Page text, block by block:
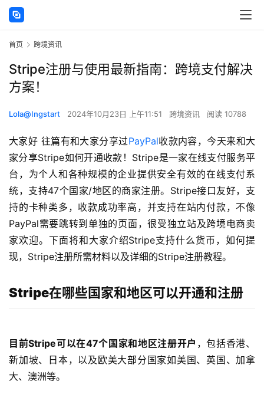
首页 跨境资讯
Stripe注册与使用最新指南：跨境支付解决
方案！
Lola@Ingstart 2024年10月23日 上午11:51 跨境资讯 阅读 10788
大家好 往篇有和大家分享过PayPal收款内容，今天来和大
家分享Stripe如何开通收款！Stripe是一家在线支付服务平
台，为个人和各种规模的企业提供安全有效的在线支付系
统，支持47个国家/地区的商家注册。Stripe接口友好，支
持的卡种类多，收款成功率高，并支持在站内付款，不像
PayPal需要跳转到单独的页面，很受独立站及跨境电商卖
家欢迎。下面将和大家介绍Stripe支持什么货币，如何提
现，Stripe注册所需材料以及详细的Stripe注册教程。
Stripe在哪些国家和地区可以开通和注册
目前Stripe可以在47个国家和地区注册开户 ，包括香港、
新加坡、日本，以及欧美大部分国家如美国、英国、加拿
大、澳洲等。